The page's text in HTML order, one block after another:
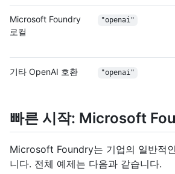
Microsoft Foundry
로컬
"openai"
기타 OpenAI 호환 "openai"
빠른 시작: Microsoft
Microsoft Foundry는 기업의 일반적
니다. 전체 예제는 다음과 같습니다.